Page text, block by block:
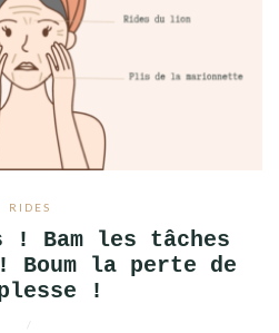
RIDES
! Bam les tâches
Boum la perte de
!